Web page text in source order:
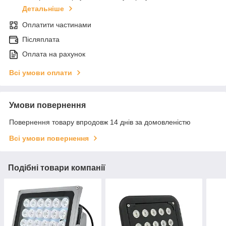
Детальніше
Оплатити частинами
Післяплата
Оплата на рахунок
Всі умови оплати
Умови повернення
Повернення товару впродовж 14 днів за домовленістю
Всі умови повернення
Подібні товари компанії